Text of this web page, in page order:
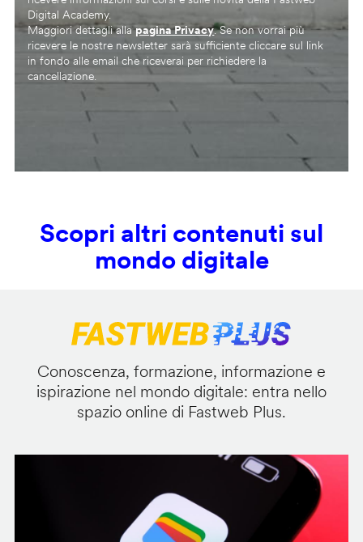
Digital Academy.
Maggiori dettagli allapagina Privacy. Se non vorrai più
ricevere le nostre newsletter sarà sufficiente cliccare sul link
in fondo alle email che riceverai per richiedere la
cancellazione.
Scopri altri contenuti sul
mondo digitale
Conoscenza, formazione, informazione e
ispirazione nel mondo digitale: entra nello
spazio online di Fastweb Plus.